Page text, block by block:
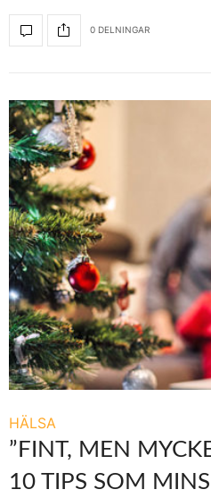
0 DELNINGAR
HÄLSA
”FINT, MEN
10 TIPS SOM